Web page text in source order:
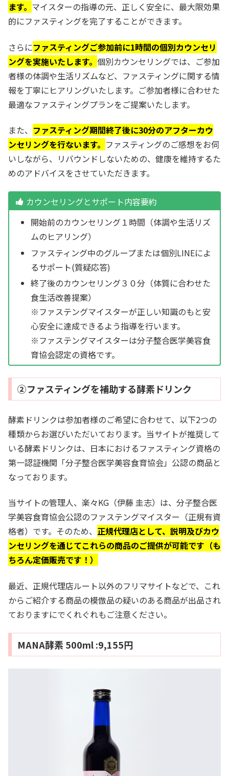
ます。 マイスターの指導の元、正しく安全に、最大限効果
的にファスティングを完了することができます。
さらにファスティングご参加前に1時間の個別カウンセリ
ングを実施いたします。 個別カウンセリングでは、ご参加
者様の体調や生活リズムなど、ファスティングに関する情
報を丁寧にヒアリングいたします。ご参加者様に合わせた
最適なファスティングプランをご提案いたします。
また、 ファスティング期間終了後に30分のアフターカウ
ンセリングを行ないます。 ファスティングのご感想をお伺
いしながら、リバウンドしないための、健康を維持するた
めのアドバイスをさせていただきます。
カウンセリングとサポート内容要約
開始前のカウンセリング１時間（体調や生活リズ
ムのヒアリング）
ファスティング中のグループまたは個別LINEによ
るサポート(質疑応答)
終了後のカウンセリング３０分（体質に合わせた
食生活改善提案）
※ファステングマイスターが正しい知識のもと安
心安全に達成できるよう指導を行います。
※ファステングマイスターは分子整合医学美容食
育協会認定の資格です。
②ファスティングを補助する酵素ドリンク
酵素ドリンクは参加者様のご希望に合わせて、以下2つの
種類からお選びいただいております。当サイトが推奨して
いる酵素ドリンクは、日本におけるファスティング資格の
第一認証機関「分子整合医学美容食育協会」公認の商品と
なっております。
当サイトの管理人、楽々KG（伊藤 圭志）は、分子整合医
学美容食育協会公認のファステングマイスター（正規有資
格者）です。そのため、 正規代理店として、説明及びカウ
ンセリングを通じてこれらの商品のご提供が可能です（も
ちろん定価販売です！）
最近、正規代理店ルート以外のフリマサイトなどで、これ
からご紹介する商品の模倣品の疑いのある商品が出品され
ておりますにでくれぐれもご注意ください。
MANA酵素 500ml :9,155円